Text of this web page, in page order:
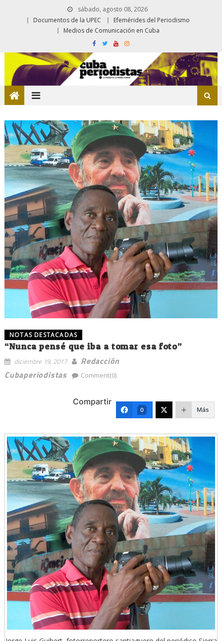
sábado, agosto 08, 2026
Documentos de la UPEC
Efemérides del Periodismo
Medios de Comunicación en Cuba
NOTAS DESTACADAS
“Nunca pensé que iba a tomar esa foto”
diciembre 19, 2017
Redacción
Cubaperiodistas
Comment(0)
Compartir
0 Más